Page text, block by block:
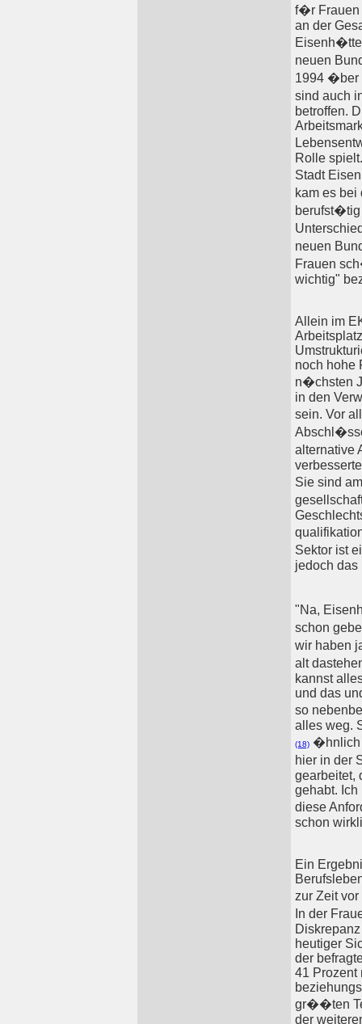
f�r Frauen
an der
neuen
1994 �ber
sind auch
betroffen.
Rolle
Stadt
kam es
berufst�tig
neuen
Frauen
wichtig"
Allein im
noch hohe
n�chsten
in den
sein. Vor
alternative
Sie sind
Sektor ist
jedoch das
"Na,
schon
wir haben
alt
kannst
und das
so
alles weg.
(18) �hnlich
hier in der
gearbeitet,
gehabt.
diese
schon
Ein
zur Zeit
In der
heutiger
der
41 Prozent
gr��ten
der